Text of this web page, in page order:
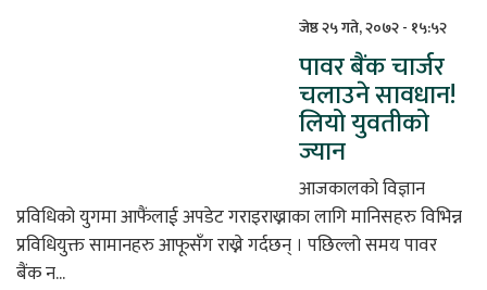
जेष्ठ २५ गते, २०७२ - १५:५२
पावर बैंक चार्जर
चलाउने सावधान!
लियो युवतीको
ज्यान
आजकालको विज्ञान
प्रविधिको युगमा आफैंलाई अपडेट गराइराख्नाका लागि मानिसहरु विभिन्न
प्रविधियुक्त सामानहरु आफूसँग राख्ने गर्दछन् । पछिल्लो समय पावर
बैंक न...